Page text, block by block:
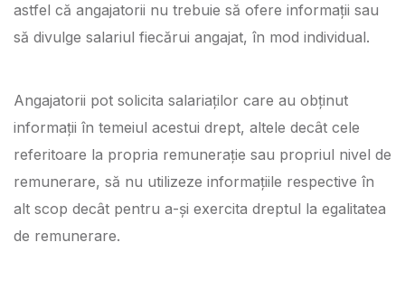
astfel că angajatorii nu trebuie să ofere informații sau
să divulge salariul fiecărui angajat, în mod individual.
Angajatorii pot solicita salariaților care au obținut
informații în temeiul acestui drept, altele decât cele
referitoare la propria remunerație sau propriul nivel de
remunerare, să nu utilizeze informațiile respective în
alt scop decât pentru a-și exercita dreptul la egalitatea
de remunerare.